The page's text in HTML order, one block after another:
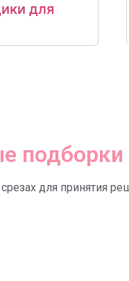
для
для принятия